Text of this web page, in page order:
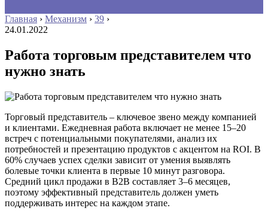
Главная › Механизм › 39 ›
24.01.2022
Работа торговым представителем что
нужно знать
Торговый представитель – ключевое звено между компанией
и клиентами. Ежедневная работа включает не менее 15–20
встреч с потенциальными покупателями, анализ их
потребностей и презентацию продуктов с акцентом на ROI. В
60% случаев успех сделки зависит от умения выявлять
болевые точки клиента в первые 10 минут разговора.
Средний цикл продажи в B2B составляет 3–6 месяцев,
поэтому эффективный представитель должен уметь
поддерживать интерес на каждом этапе.